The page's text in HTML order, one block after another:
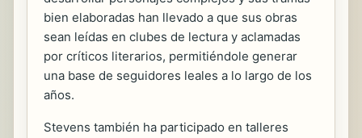
bien elaboradas han llevado a que sus obras
sean leídas en clubes de lectura y aclamadas
por críticos literarios, permitiéndole generar
una base de seguidores leales a lo largo de los
años.
Stevens también ha participado en talleres